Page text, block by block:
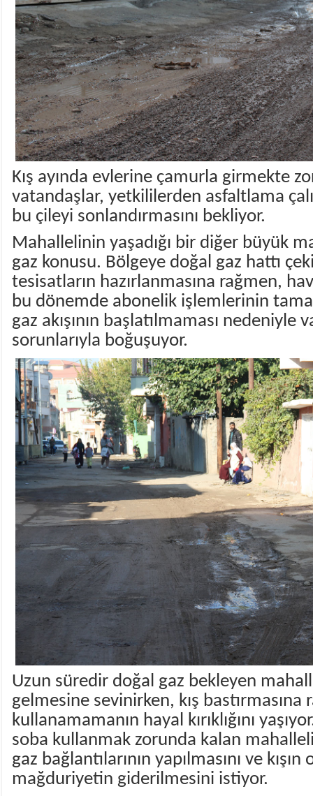
Kış ayında evlerine çamurla girmekte
vatandaşlar, yetkililerden asfaltlama
bu çileyi sonlandırmasını bekliyor.
Mahallelinin yaşadığı bir diğer büyük
gaz konusu. Bölgeye doğal gaz hattı
tesisatların hazırlanmasına rağmen,
bu dönemde abonelik işlemlerinin
gaz akışının başlatılmaması nedeniyle
sorunlarıyla boğuşuyor.
Uzun süredir doğal gaz bekleyen
gelmesine sevinirken, kış bastırmasına
kullanamamanın hayal kırıklığını
soba kullanmak zorunda kalan
gaz bağlantılarının yapılmasını ve
mağduriyetin giderilmesini istiyor.